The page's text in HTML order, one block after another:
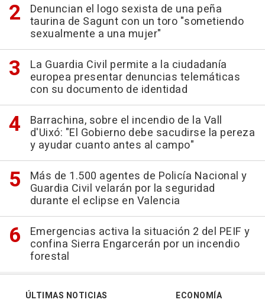
Denuncian el logo sexista de una peña
taurina de Sagunt con un toro "sometiendo
sexualmente a una mujer"
La Guardia Civil permite a la ciudadanía
europea presentar denuncias telemáticas
con su documento de identidad
Barrachina, sobre el incendio de la Vall
d'Uixó: "El Gobierno debe sacudirse la pereza
y ayudar cuanto antes al campo"
Más de 1.500 agentes de Policía Nacional y
Guardia Civil velarán por la seguridad
durante el eclipse en Valencia
Emergencias activa la situación 2 del PEIF y
confina Sierra Engarcerán por un incendio
forestal
ÚLTIMAS NOTICIAS
ECONOMÍA